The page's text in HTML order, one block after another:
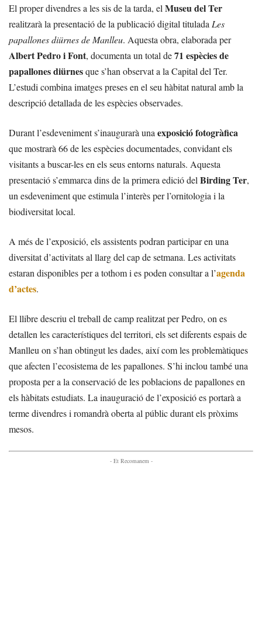
El proper divendres a les sis de la tarda, el Museu del Ter
realitzarà la presentació de la publicació digital titulada Les
papallones diürnes de Manlleu. Aquesta obra, elaborada per
Albert Pedro i Font, documenta un total de71 espècies de
papallones diürnesque s’han observat a la Capital del Ter.
L’estudi combina imatges preses en el seu hàbitat natural amb la
descripció detallada de les espècies observades.
Durant l’esdeveniment s’inaugurarà una exposició fotogràfica
que mostrarà 66 de les espècies documentades, convidant els
visitants a buscar-les en els seus entorns naturals. Aquesta
presentació s’emmarca dins de la primera edició del Birding Ter,
un esdeveniment que estimula l’interès per l’ornitologia i la
biodiversitat local.
A més de l’exposició, els assistents podran participar en una
diversitat d’activitats al llarg del cap de setmana. Les activitats
estaran disponibles per a tothom i es poden consultar a l’agenda
d’actes.
El llibre descriu el treball de camp realitzat per Pedro, on es
detallen les característiques del territori, els set diferents espais de
Manlleu on s’han obtingut les dades, així com les problemàtiques
que afecten l’ecosistema de les papallones. S’hi inclou també una
proposta per a la conservació de les poblacions de papallones en
els hàbitats estudiats. La inauguració de l’exposició es portarà a
terme divendres i romandrà oberta al públic durant els pròxims
mesos.
- Et Recomanem -